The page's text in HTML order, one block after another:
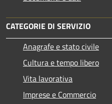
CATEGORIE DI SERVIZIO
Anagrafe e stato civile
Cultura e tempo libero
Vita lavorativa
Imprese e Commercio